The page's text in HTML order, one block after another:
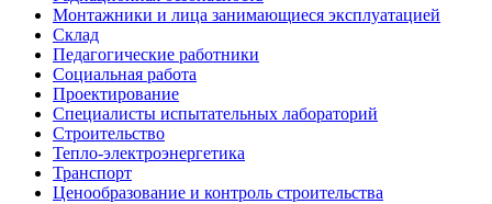
Монтажники и лица занимающиеся эксплуатацией
Склад
Педагогические работники
Социальная работа
Проектирование
Специалисты испытательных лабораторий
Строительство
Тепло-электроэнергетика
Транспорт
Ценообразование и контроль строительства